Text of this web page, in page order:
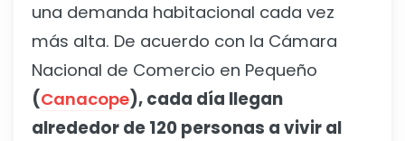
una demanda habitacional cada vez
más alta. De acuerdo con la Cámara
Nacional de Comercio en Pequeño
(Canacope), cada día llegan
alrededor de 120 personas a vivir al